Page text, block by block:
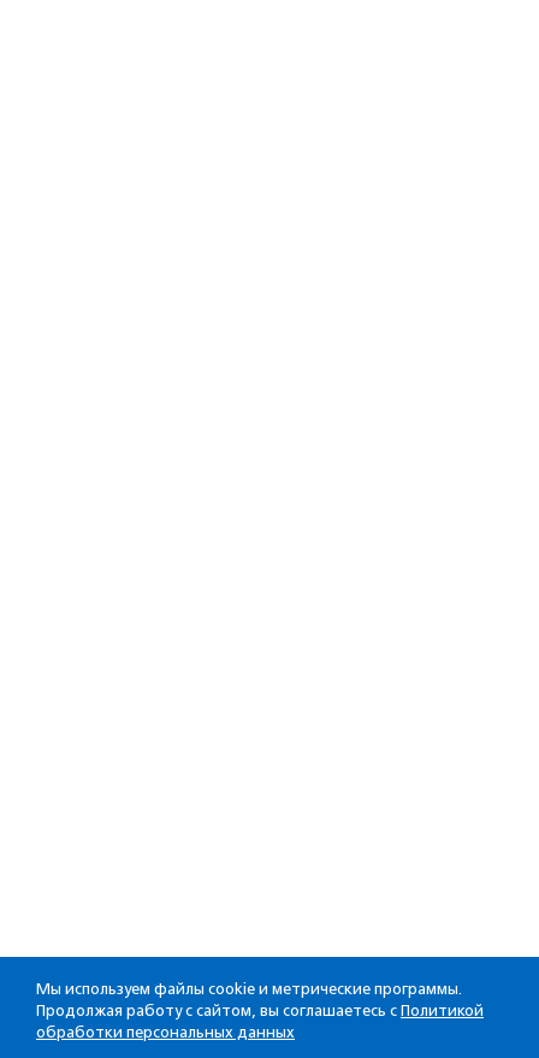
Мы используем файлы cookie и метрические программы.
Продолжая работу с сайтом, вы соглашаетесь с Политикой
обработки персональных данных